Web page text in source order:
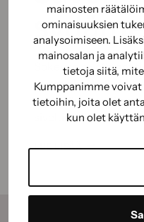
mainosten
ominaisuuksien
analysoimiseen.
mainosalan ja
tietoja siitä,
Kumppanimme
tietoihin, joita olet
kun olet
Sokevan siveltimet
Kuomiokoskella
tehtaallamme
siveltimellä…
LUE LISÄÄ